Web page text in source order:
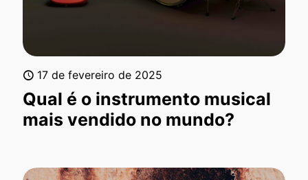
17 de fevereiro de 2025
Qual é o instrumento musical
mais vendido no mundo?